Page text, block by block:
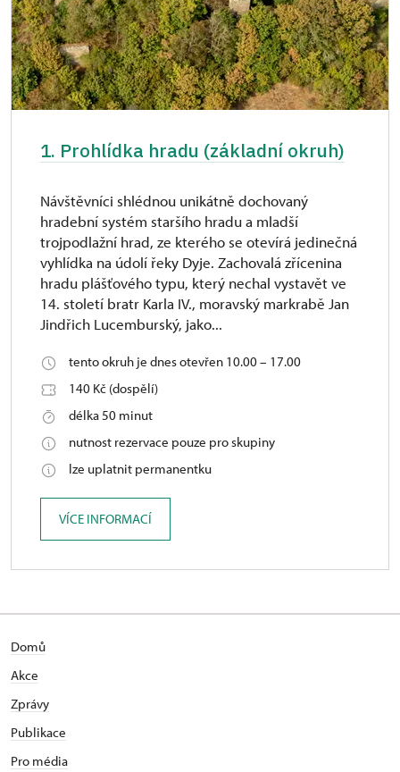
1. Prohlídka hradu (základní okruh)
Návštěvníci shlédnou unikátně dochovaný
hradební systém staršího hradu a mladší
trojpodlažní hrad, ze kterého se otevírá jedinečná
vyhlídka na údolí řeky Dyje. Zachovalá zřícenina
hradu plášťového typu, který nechal vystavět ve
14. století bratr Karla IV., moravský markrabě Jan
Jindřich Lucemburský, jako...
tento okruh je dnes otevřen 10.00 – 17.00
140 Kč (dospělí)
délka 50 minut
nutnost rezervace pouze pro skupiny
lze uplatnit permanentku
VÍCE INFORMACÍ
Domů
Akce
Zprávy
Publikace
Pro média